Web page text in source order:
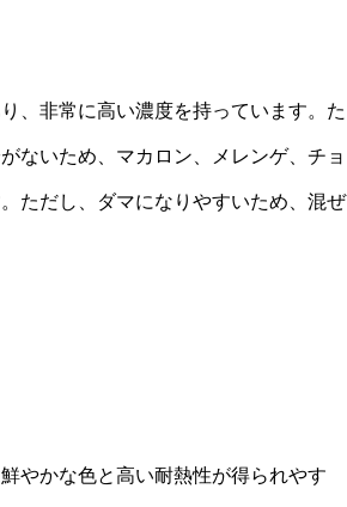
、非常に高い濃度を持っています。た
ないため、マカロン、メレンゲ、チョ
ただし、ダマになりやすいため、混ぜ
やかな色と高い耐熱性が得られやす